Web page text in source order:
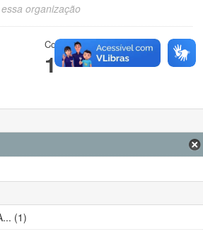
organização
Conjuntos de dados
1
(1)